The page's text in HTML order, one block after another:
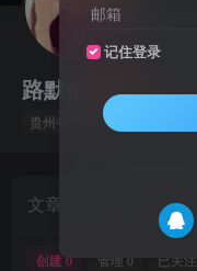
路默依
贵州省贵阳市
文章 评论
创建 0 管理 0 已关注
邮箱
记住登录